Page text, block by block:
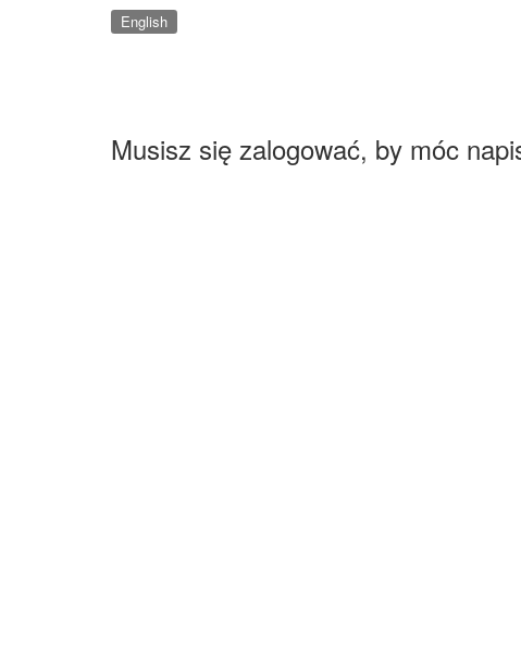
English
Musisz się zalogować, by móc